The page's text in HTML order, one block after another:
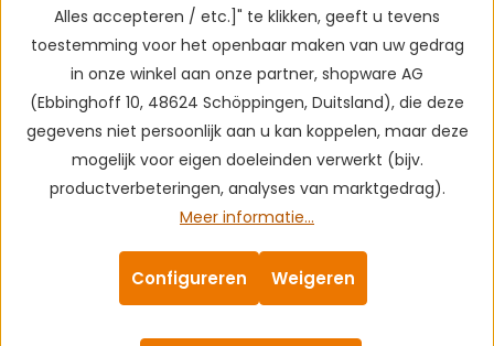
Alles accepteren / etc.]" te klikken, geeft u tevens
toestemming voor het openbaar maken van uw gedrag
in onze winkel aan onze partner, shopware AG
(Ebbinghoff 10, 48624 Schöppingen, Duitsland), die deze
gegevens niet persoonlijk aan u kan koppelen, maar deze
mogelijk voor eigen doeleinden verwerkt (bijv.
productverbeteringen, analyses van marktgedrag).
Meer informatie...
Weigeren
Configureren